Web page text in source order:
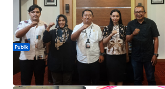
Publik
Dua Talenta Muda Ternate Wakili Maluku Utara di
Gita Bahana Nusantara 2026